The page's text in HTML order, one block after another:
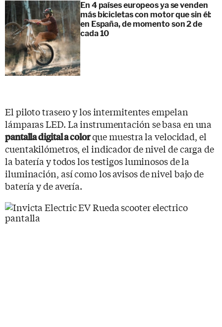
En 4 países europeos ya se venden
más bicicletas con motor que sin él:
en España, de momento son 2 de
cada 10
El piloto trasero y los intermitentes empelan
lámparas LED. La instrumentación se basa en una
pantalla digital a colorque muestra la velocidad, el
cuentakilómetros, el indicador de nivel de carga de
la batería y todos los testigos luminosos de la
iluminación, así como los avisos de nivel bajo de
batería y de avería.